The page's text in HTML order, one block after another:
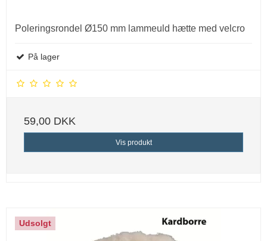
Poleringsrondel Ø150 mm lammeuld hætte med velcro
På lager
59,00 DKK
Vis produkt
Udsolgt